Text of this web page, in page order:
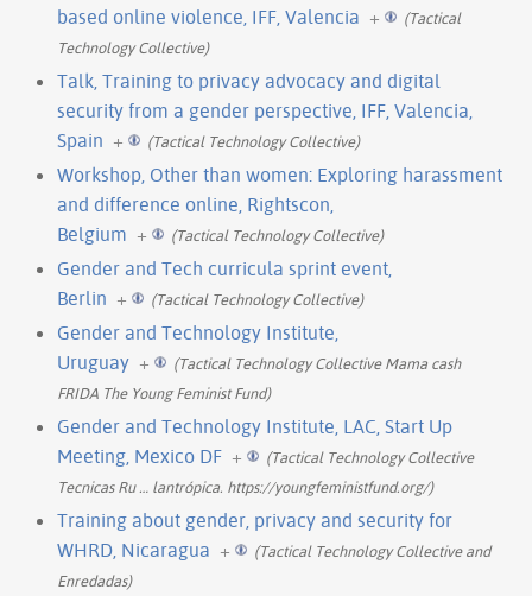
based online violence, IFF, Valencia +
(Tactical
Technology Collective)
Talk, Training to privacy advocacy and digital
security from a gender perspective, IFF, Valencia,
Spain + (Tactical Technology Collective)
Workshop, Other than women: Exploring harassment
and difference online, Rightscon,
Belgium + (Tactical Technology Collective)
Gender and Tech curricula sprint event,
Berlin + (Tactical Technology Collective)
Gender and Technology Institute,
Uruguay +
(Tactical Technology Collective Mama cash
FRIDA The Young Feminist Fund)
Gender and Technology Institute, LAC, Start Up
Meeting, Mexico DF +
(Tactical Technology Collective
Tecnicas Ru… lantrópica. https://youngfeministfund.org/)
Training about gender, privacy and security for
WHRD, Nicaragua +
(Tactical Technology Collective and
Enredadas)